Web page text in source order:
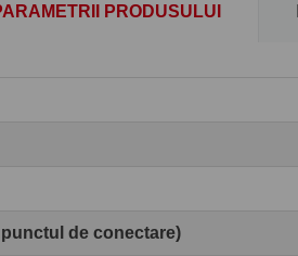
PRODUSULUI
de conectare)